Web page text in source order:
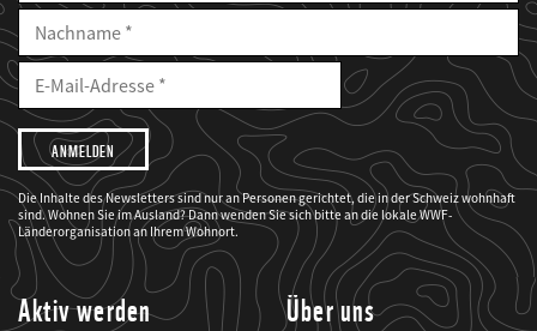
Nachname
E-
Mailadresse
E-
Adresse
Ich
möchte,
dass
der
WWF
mich
über
seine
Projekte
informiert.
Die Inhalte des Newsletters sind nur an Personen gerichtet, die in der Schweiz wohnhaft
sind. Wohnen Sie im Ausland? Dann wenden Sie sich bitte an die lokale WWF-
Länderorganisation an Ihrem Wohnort.
Aktiv werden Über uns